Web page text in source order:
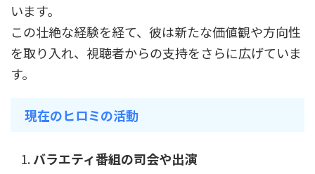
います。
この壮絶な経験を経て、彼は新たな価値観や方向性
を取り入れ、視聴者からの支持をさらに広げていま
す。
現在のヒロミの活動
バラエティ番組の司会や出演